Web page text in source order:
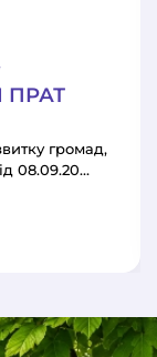
ПРАТ
громад,
08.09.20…